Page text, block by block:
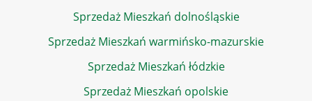
Sprzedaż Mieszkań dolnośląskie
Sprzedaż Mieszkań warmińsko-mazurskie
Sprzedaż Mieszkań łódzkie
Sprzedaż Mieszkań opolskie